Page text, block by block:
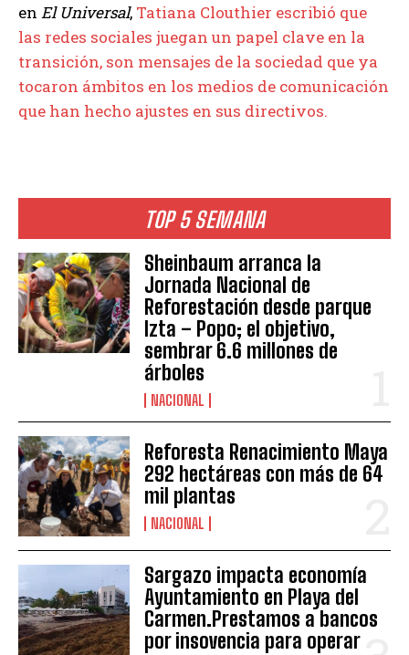
TOP 5 SEMANA
Sheinbaum arranca la
Jornada Nacional de
Reforestación desde parque
Izta – Popo; el objetivo,
sembrar 6.6 millones de
árboles
NACIONAL
Reforesta Renacimiento Maya
292 hectáreas con más de 64
mil plantas
NACIONAL
Sargazo impacta economía
Ayuntamiento en Playa del
Carmen.Prestamos a bancos
por insovencia para operar
en El Universal, Tatiana Clouthier escribió que
las redes sociales juegan un papel clave en la
transición, son mensajes de la sociedad que ya
tocaron ámbitos en los medios de comunicación
que han hecho ajustes en sus directivos.